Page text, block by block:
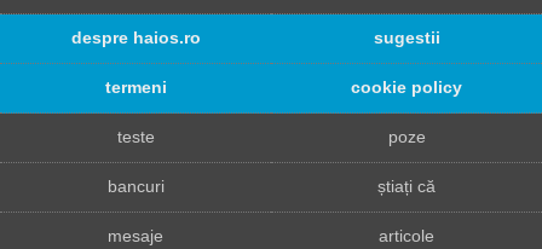
despre haios.ro sugestii
termeni cookie policy
teste poze
bancuri știați că
mesaje articole